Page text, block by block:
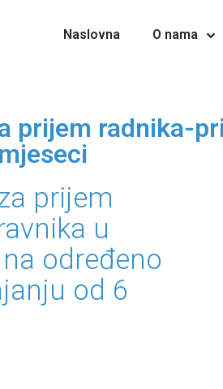
Naslovna O nama
prijem radnika-
prijem
u
određeno
od 6